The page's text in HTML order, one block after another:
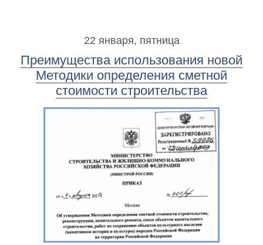
22 января, пятница
Преимущества использования новой
Методики определения сметной
стоимости строительства